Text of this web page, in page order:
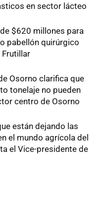
en sector lácteo
$620 millones para
pabellón quirúrgico
Osorno clarifica que
tonelaje no pueden
centro de Osorno
están dejando las
el mundo agrícola del
el Vice-presidente de